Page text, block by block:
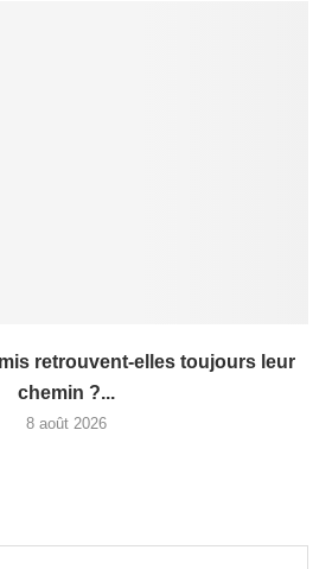
retrouvent-elles toujours leur
chemin ?...
8 août 2026